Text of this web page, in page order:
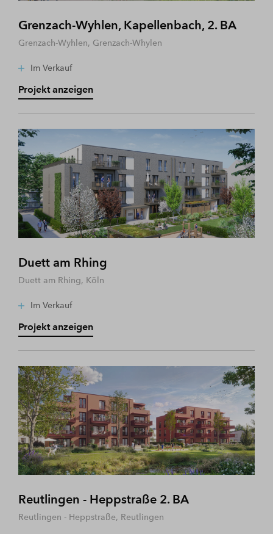
Grenzach-Wyhlen, Kapellenbach, 2. BA
Grenzach-Wyhlen, Grenzach-Whylen
Im Verkauf
Projekt anzeigen
Duett am Rhing
Duett am Rhing, Köln
Im Verkauf
Projekt anzeigen
Reutlingen - Heppstraße 2. BA
Reutlingen - Heppstraße, Reutlingen